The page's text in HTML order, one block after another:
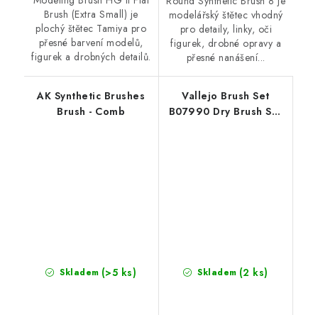
Brush (Extra Small) je
plochý štětec Tamiya pro
přesné barvení modelů,
figurek a drobných detailů.
modelářský štětec vhodný
pro detaily, linky, oči
figurek, drobné opravy a
přesné nanášení...
AK Synthetic Brushes
Brush - Comb
Skladem (>5 ks)
Vallejo Brush Set
B07990 Dry Brush Set
Skladem (2 ks)